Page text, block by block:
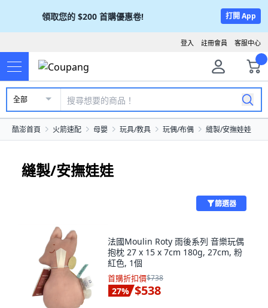
領取您的 $200 首購優惠卷! 打開 App
客服中心
註冊會員
登入
全部
酷澎首頁 火箭速配 母嬰 玩具/教具 玩偶/布偶 縫製/安撫娃娃
縫製/安撫娃娃
篩選器
法國Moulin Roty 雨後系列 音樂玩偶
抱枕 27 x 15 x 7cm 180g, 27cm, 粉
紅色, 1個
首購折扣價$738
27% $538